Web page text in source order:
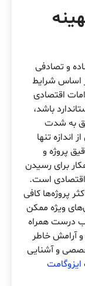
و تصادفی
اساس شرایط
اقتصادی
باشد،
به شدت
تنها
پروژه و
برای رسیدن
اقتصادی است.
برای اکثر پروژه‌ها کافی
ویژه ممکن
درست همراه
و آرامش خاطر
و آشنایی
ایزوگامت